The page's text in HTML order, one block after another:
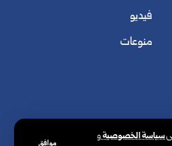
سياسة الخصوصيةو
موافق
فيديو
منوعات